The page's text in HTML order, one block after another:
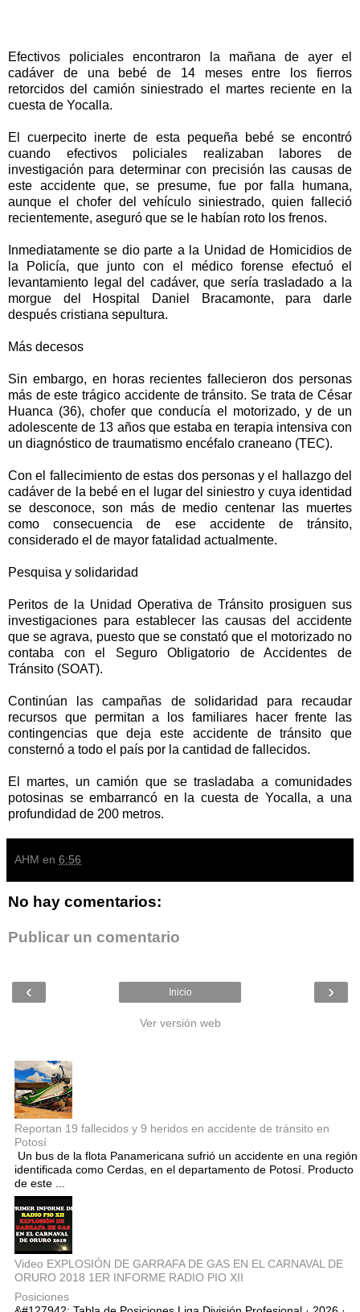
Efectivos policiales encontraron la mañana de ayer el
cadáver de una bebé de 14 meses entre los fierros
retorcidos del camión siniestrado el martes reciente en la
cuesta de Yocalla.
El cuerpecito inerte de esta pequeña bebé se encontró
cuando efectivos policiales realizaban labores de
investigación para determinar con precisión las causas de
este accidente que, se presume, fue por falla humana,
aunque el chofer del vehículo siniestrado, quien falleció
recientemente, aseguró que se le habían roto los frenos.
Inmediatamente se dio parte a la Unidad de Homicidios de
la Policía, que junto con el médico forense efectuó el
levantamiento legal del cadáver, que sería trasladado a la
morgue del Hospital Daniel Bracamonte, para darle
después cristiana sepultura.
Más decesos
Sin embargo, en horas recientes fallecieron dos personas
más de este trágico accidente de tránsito. Se trata de César
Huanca (36), chofer que conducía el motorizado, y de un
adolescente de 13 años que estaba en terapia intensiva con
un diagnóstico de traumatismo encéfalo craneano (TEC).
Con el fallecimiento de estas dos personas y el hallazgo del
cadáver de la bebé en el lugar del siniestro y cuya identidad
se desconoce, son más de medio centenar las muertes
como consecuencia de ese accidente de tránsito,
considerado el de mayor fatalidad actualmente.
Pesquisa y solidaridad
Peritos de la Unidad Operativa de Tránsito prosiguen sus
investigaciones para establecer las causas del accidente
que se agrava, puesto que se constató que el motorizado no
contaba con el Seguro Obligatorio de Accidentes de
Tránsito (SOAT).
Continúan las campañas de solidaridad para recaudar
recursos que permitan a los familiares hacer frente las
contingencias que deja este accidente de tránsito que
consternó a todo el país por la cantidad de fallecidos.
El martes, un camión que se trasladaba a comunidades
potosinas se embarrancó en la cuesta de Yocalla, a una
profundidad de 200 metros.
AHM en 6:56
No hay comentarios:
Publicar un comentario
‹ ›
Inicio
Ver versión web
Reportan 19 fallecidos y 9 heridos en accidente de tránsito en
Potosí
Un bus de la flota Panamericana sufrió un accidente en una región
identificada como Cerdas, en el departamento de Potosí. Producto
de este ...
Video EXPLOSIÓN DE GARRAFA DE GAS EN EL CARNAVAL DE
ORURO 2018 1ER INFORME RADIO PIO XII
Posiciones